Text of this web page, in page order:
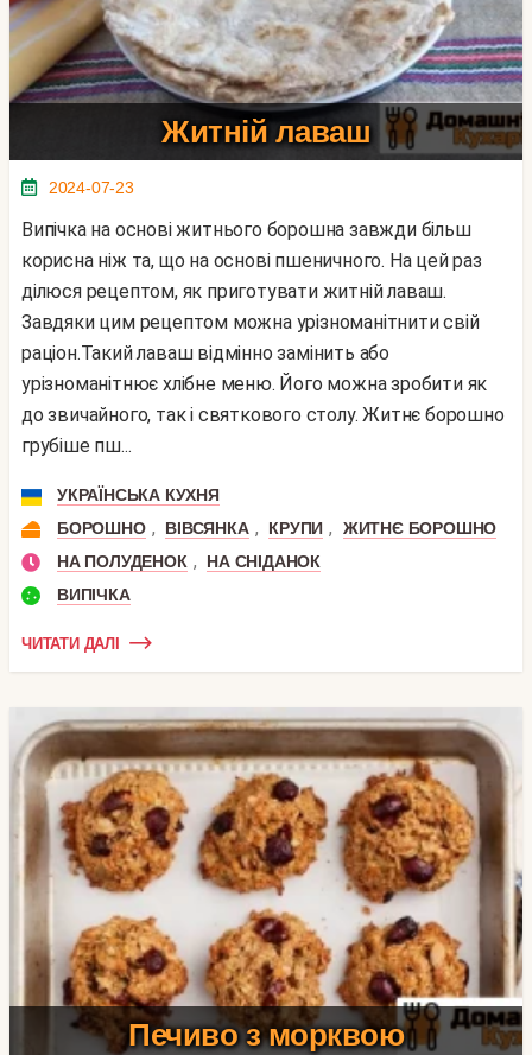
Житній лаваш
2024-07-23
Випічка на основі житнього борошна завжди більш
корисна ніж та, що на основі пшеничного. На цей раз
ділюся рецептом, як приготувати житній лаваш.
Завдяки цим рецептом можна урізноманітнити свій
раціон.Такий лаваш відмінно замінить або
урізноманітнює хлібне меню. Його можна зробити як
до звичайного, так і святкового столу. Житнє борошно
грубіше пш...
УКРАЇНСЬКА КУХНЯ
БОРОШНО , ВІВСЯНКА , КРУПИ ,
ЖИТНЄ БОРОШНО
НА ПОЛУДЕНОК ,
НА СНІДАНОК
ВИПІЧКА
ЧИТАТИ ДАЛІ
Печиво з морквою